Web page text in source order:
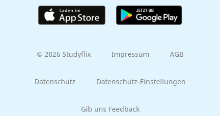
© 2026 Studyflix Impressum AGB
Datenschutz Datenschutz-Einstellungen
Gib uns Feedback